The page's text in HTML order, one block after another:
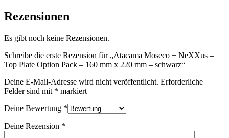
Rezensionen
Es gibt noch keine Rezensionen.
Schreibe die erste Rezension für „Atacama Moseco + NeXXus –
Top Plate Option Pack – 160 mm x 220 mm – schwarz“
Deine E-Mail-Adresse wird nicht veröffentlicht. Erforderliche
Felder sind mit * markiert
Deine Bewertung *
Deine Rezension *